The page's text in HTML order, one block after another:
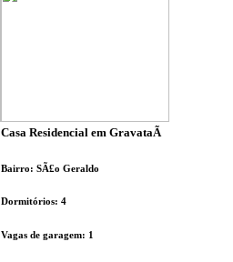
Casa Residencial em GravataÃ­
Bairro: SÃ£o Geraldo
Dormitórios: 4
Vagas de garagem: 1